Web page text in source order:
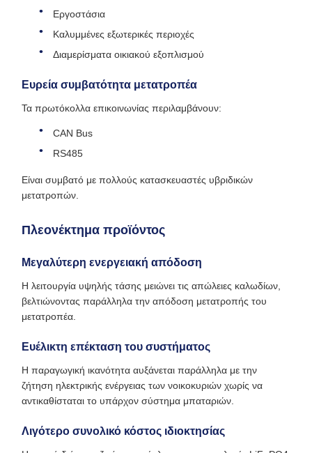
Εργοστάσια
Καλυμμένες εξωτερικές περιοχές
Διαμερίσματα οικιακού εξοπλισμού
Ευρεία συμβατότητα μετατροπέα
Τα πρωτόκολλα επικοινωνίας περιλαμβάνουν:
CAN Bus
RS485
Είναι συμβατό με πολλούς κατασκευαστές υβριδικών
μετατροπών.
Πλεονέκτημα προϊόντος
Μεγαλύτερη ενεργειακή απόδοση
Η λειτουργία υψηλής τάσης μειώνει τις απώλειες καλωδίων,
βελτιώνοντας παράλληλα την απόδοση μετατροπής του
μετατροπέα.
Ευέλικτη επέκταση του συστήματος
Η παραγωγική ικανότητα αυξάνεται παράλληλα με την
ζήτηση ηλεκτρικής ενέργειας των νοικοκυριών χωρίς να
αντικαθίσταται το υπάρχον σύστημα μπαταριών.
Λιγότερο συνολικό κόστος ιδιοκτησίας